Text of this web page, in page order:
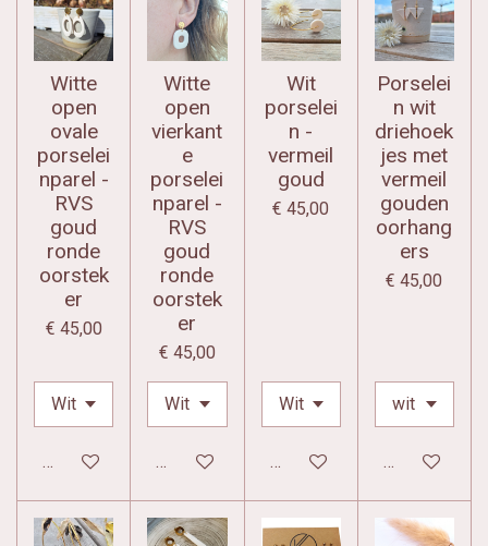
Witte
open
ovale
porselei
nparel -
RVS
goud
ronde
oorstek
er
€ 45,00
In winkelwagen
Witte
open
vierkant
e
porselei
nparel -
RVS
goud
ronde
oorstek
er
€ 45,00
In winkelwagen
Wit
porselei
n -
vermeil
goud
€ 45,00
In winkelwagen
Porselei
n wit
driehoek
jes met
vermeil
gouden
oorhang
ers
€ 45,00
In